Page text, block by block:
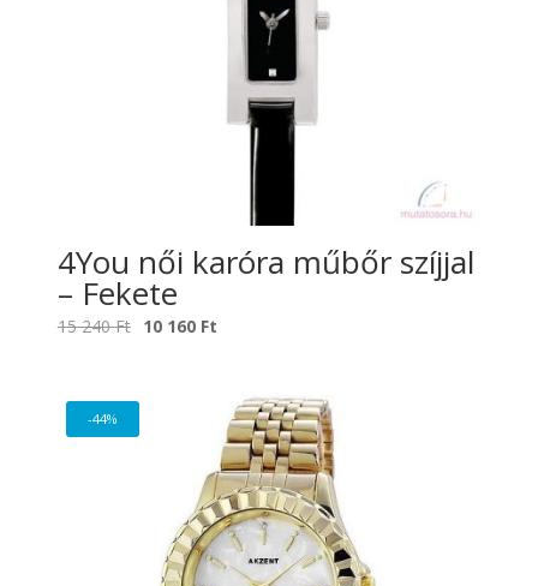
4You női karóra műbőr szíjjal
– Fekete
15 240Ft Original
15
240 Ft.
10 160 Ft
10
160 Ft.
-44%